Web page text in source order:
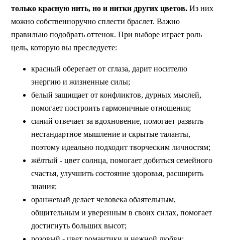
только красную нить, но и нитки других цветов. Из них
можно собственноручно сплести браслет. Важно
правильно подобрать оттенок. При выборе играет роль
цель, которую вы преследуете:
красный оберегает от сглаза, дарит носителю
энергию и жизненные силы;
белый защищает от конфликтов, дурных мыслей,
помогает построить гармоничные отношения;
синий отвечает за вдохновение, помогает развить
нестандартное мышление и скрытые таланты,
поэтому идеально подходит творческим личностям;
жёлтый - цвет солнца, помогает добиться семейного
счастья, улучшить состояние здоровья, расширить
знания;
оранжевый делает человека обаятельным,
общительным и уверенным в своих силах, помогает
достигнуть больших высот;